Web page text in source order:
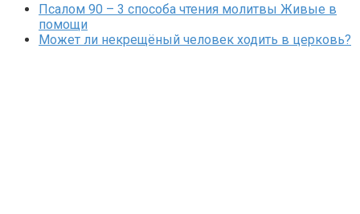
Псалом 90 – 3 способа чтения молитвы Живые в
помощи
Может ли некрещёный человек ходить в церковь?